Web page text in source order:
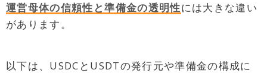
運営母体の信頼性と準備金の透明性には大きな違い
があります。
以下は、USDCとUSDTの発行元や準備金の構成に